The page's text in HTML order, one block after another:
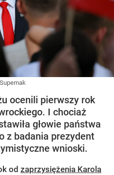
ocenili pierwszy rok
I chociaż
głowie państwa
z badania prezydent
wnioski.
od zaprzysiężenia Karola